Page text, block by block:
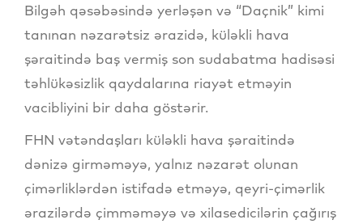
Bilgəh qəsəbəsində yerləşən və “Daçnik” kimi
tanınan nəzarətsiz ərazidə, küləkli hava
şəraitində baş vermiş son sudabatma hadisəsi
təhlükəsizlik qaydalarına riayət etməyin
vacibliyini bir daha göstərir.
FHN vətəndaşları küləkli hava şəraitində
dənizə girməməyə, yalnız nəzarət olunan
çimərliklərdən istifadə etməyə, qeyri-çimərlik
ərazilərdə çimməməyə və xilasedicilərin çağırış